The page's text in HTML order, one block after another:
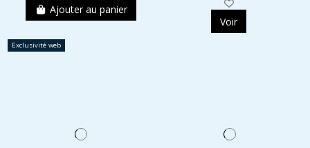
Ajouter au panier
Voir
Exclusivité web